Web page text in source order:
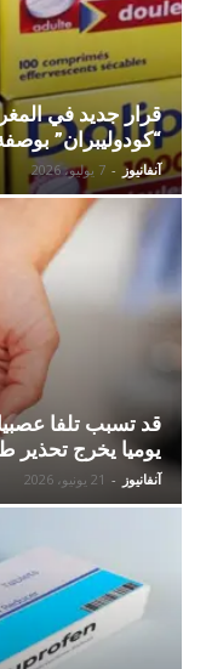
قرار جديد في
“كودوليبران”
آنفانيوز - 7 يوليو، 2026
قد تسبب تلفا
يوميا يخرج
آنفانيوز - 21 يونيو، 2026